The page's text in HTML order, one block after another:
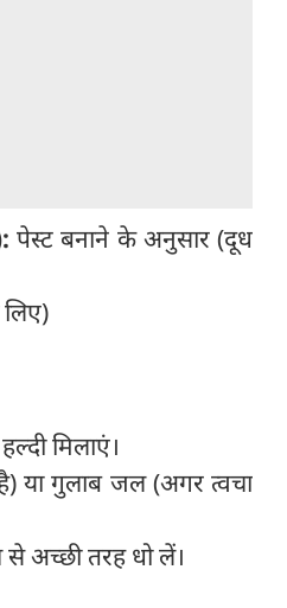
पेस्ट बनाने के अनुसार (दूध
मिलाएं।
या गुलाब जल (अगर त्वचा
अच्छी तरह धो लें।